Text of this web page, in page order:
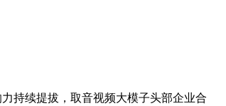
持续提拔，取音视频大模子头部企业合